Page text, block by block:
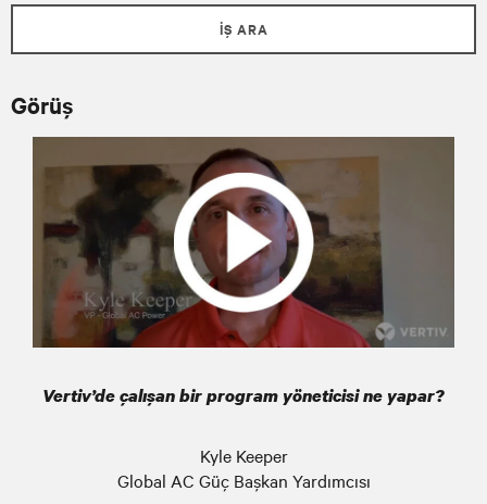
İŞ ARA
Görüş
Vertiv’de çalışan bir program yöneticisi ne yapar?
Kyle Keeper
Global AC Güç Başkan Yardımcısı